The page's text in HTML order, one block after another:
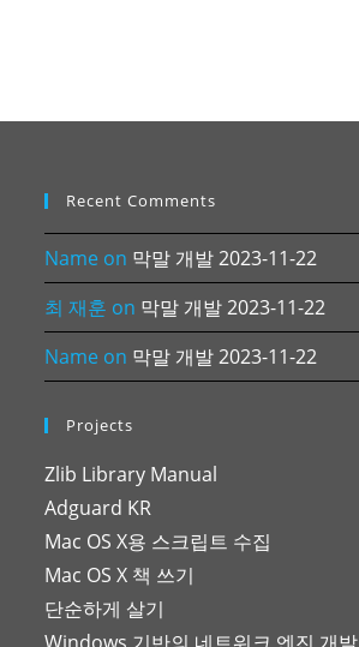
Recent Comments
Name on 막말 개발 2023-11-22
최 재훈 on 막말 개발 2023-11-22
Name on 막말 개발 2023-11-22
Projects
Zlib Library Manual
Adguard KR
Mac OS X용 스크립트 수집
Mac OS X 책 쓰기
단순하게 살기